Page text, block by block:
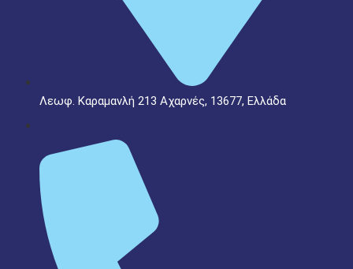
Λεωφ. Καραμανλή 213 Αχαρνές, 13677, Ελλάδα